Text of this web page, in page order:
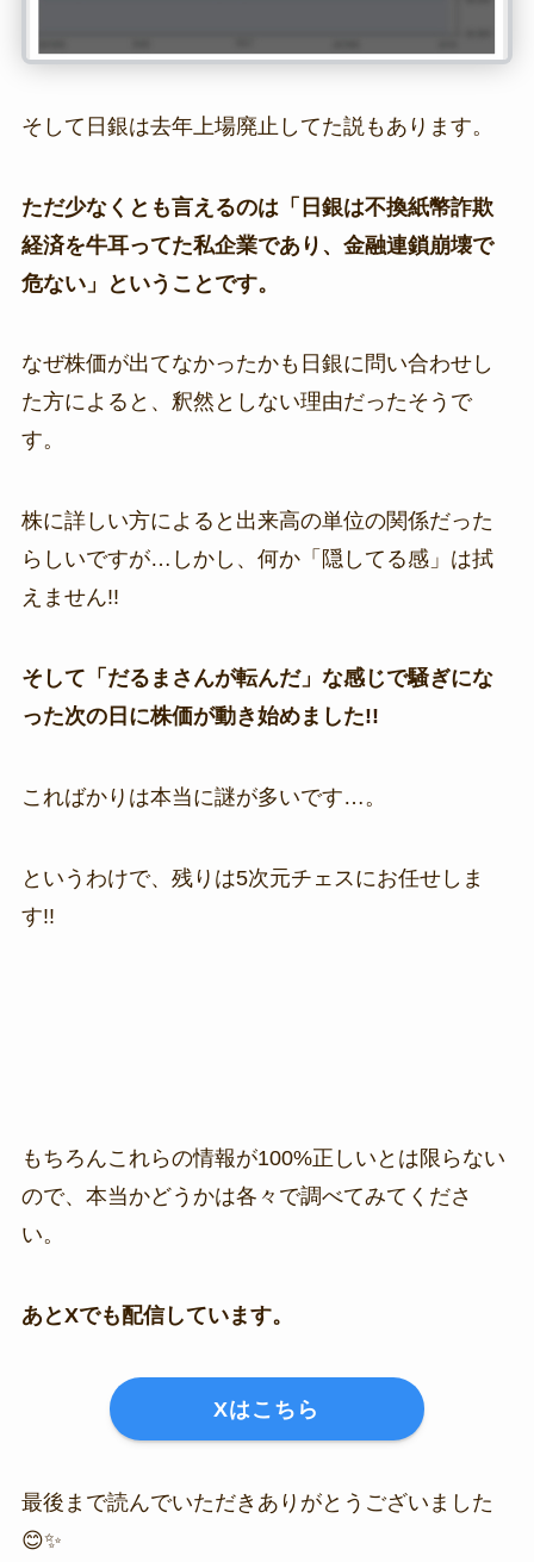
そして日銀は去年上場廃止してた説もあります。
ただ少なくとも言えるのは「日銀は不換紙幣詐欺
経済を牛耳ってた私企業であり、金融連鎖崩壊で
危ない」ということです。
なぜ株価が出てなかったかも日銀に問い合わせし
た方によると、釈然としない理由だったそうで
す。
株に詳しい方によると出来高の単位の関係だった
らしいですが…しかし、何か「隠してる感」は拭
えません!!
そして「だるまさんが転んだ」な感じで騒ぎにな
った次の日に株価が動き始めました!!
こればかりは本当に謎が多いです…。
というわけで、残りは5次元チェスにお任せしま
す!!
もちろんこれらの情報が100%正しいとは限らない
ので、本当かどうかは各々で調べてみてくださ
い。
あとXでも配信しています。
Xはこちら
最後まで読んでいただきありがとうございました
😊✨